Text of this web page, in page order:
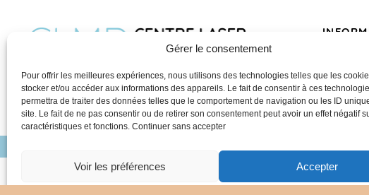
Gérer le consentement
Pour offrir les meilleures expériences, nous utilisons des technologies telles que les
stocker et/ou accéder aux informations des appareils. Le fait de consentir à ces
permettra de traiter des données telles que le comportement de navigation ou les ID
site. Le fait de ne pas consentir ou de retirer son consentement peut avoir un effet négatif
caractéristiques et fonctions. Continuer sans accepter
Accepter
Voir les préférences
20
03 80
Création Agence Antipodes